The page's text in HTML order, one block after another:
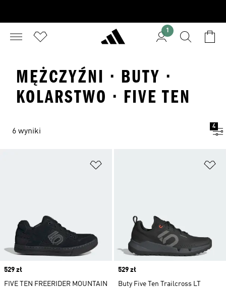
1
MĘŻCZYŹNI · BUTY ·
KOLARSTWO · FIVE TEN
6 wyniki
4
Price
529 zł
FIVE TEN FREERIDER MOUNTAIN
Price
529 zł
Buty Five Ten Trailcross LT